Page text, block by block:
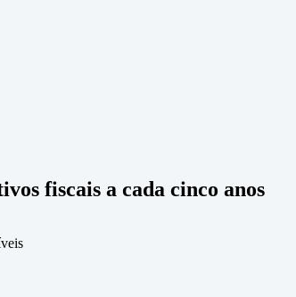
fiscais a cada cinco anos